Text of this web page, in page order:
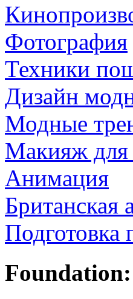
Фотография
Техники
Дизайн
Модные
Макияж для
Анимация
Британская
Подготовка
Foundation: